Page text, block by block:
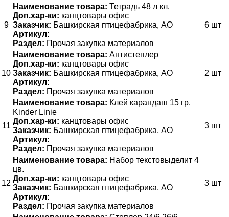
9
Наименование товара: Тетрадь 48 л кл.
Доп.хар-ки: канцтовары офис
Заказчик: Башкирская птицефабрика, АО
Артикул:
Раздел: Прочая закупка материалов
6 шт
10
Наименование товара: Антистеплер
Доп.хар-ки: канцтовары офис
Заказчик: Башкирская птицефабрика, АО
Артикул:
Раздел: Прочая закупка материалов
2 шт
11
Наименование товара: Клей карандаш 15 гр.
Kinder Linie
Доп.хар-ки: канцтовары офис
Заказчик: Башкирская птицефабрика, АО
Артикул:
Раздел: Прочая закупка материалов
3 шт
12
Наименование товара: Набор текстовыделит 4
цв.
Доп.хар-ки: канцтовары офис
Заказчик: Башкирская птицефабрика, АО
Артикул:
Раздел: Прочая закупка материалов
3 шт